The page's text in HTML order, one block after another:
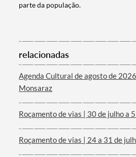
Termo de Pesquisa
Categorias gerais
parte da população.
relacionadas
Agenda Cultural de agosto de
Monsaraz
Roçamento de vias | 30 de julho a
Roçamento de vias | 24 a 31 de